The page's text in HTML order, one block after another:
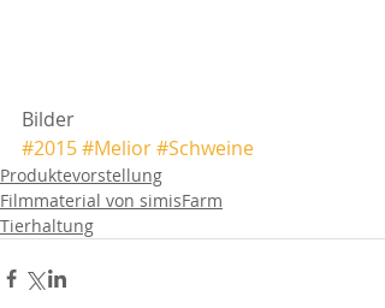
Bilder
#2015#Melior#Schweine
Produktevorstellung
Filmmaterial von simisFarm
Tierhaltung